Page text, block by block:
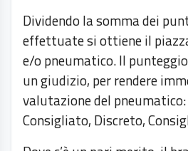
Dividendo la somma dei
effettuate si ottiene il
e/o pneumatico. Il
un giudizio, per rendere
valutazione del
Consigliato, Discreto,